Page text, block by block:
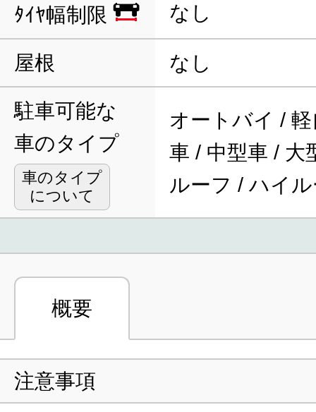
ﾀｲﾔ幅制限 なし
屋根 なし
駐車可能な
車のタイプ
車のタイプ
について
オートバイ /
車 / 中型車 / 大
ルーフ / ハイ
概要
注意事項